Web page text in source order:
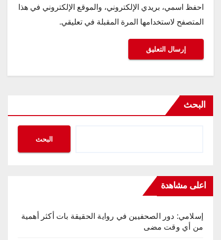
احفظ اسمي، بريدي الإلكتروني، والموقع الإلكتروني في هذا
المتصفح لاستخدامها المرة المقبلة في تعليقي.
البحث
البحث
اعلى مشاهدة
إسلامي: دور الصحفيين في رواية الحقيقة بات أكثر أهمية
من أي وقت مضى